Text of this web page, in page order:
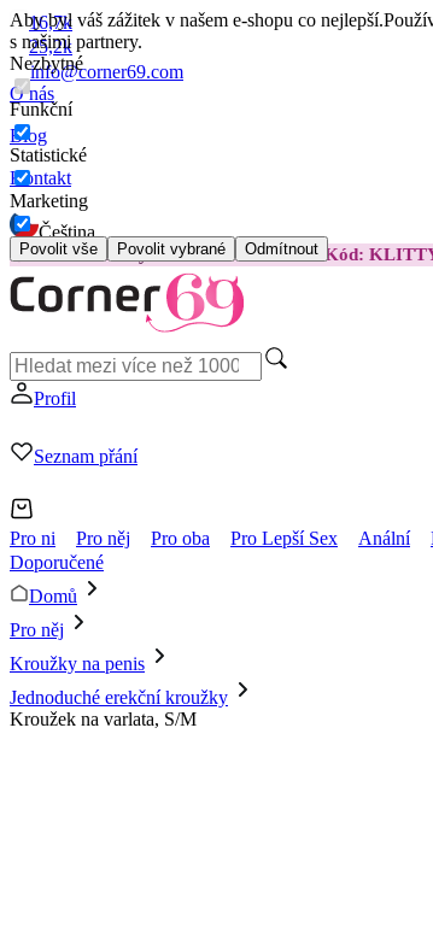
Aby byl váš zážitek v našem e-shopu co nejlepší.
s našimi partnery.
Nezbytné
Funkční
Statistické
Marketing
Povolit vše Povolit vybrané Odmítnout
16,7k
25,2k
info@corner69.com
O nás
Blog
Kontakt
Čeština
😽Svakom Klitty: O 380 Kč LEVNĚJI Kód:
Profil
Seznam přání
Pro ni Pro něj Pro oba Pro Lepší Sex Anální
Doporučené
Domů
Pro něj
Kroužky na penis
Jednoduché erekční kroužky
Kroužek na varlata, S/M